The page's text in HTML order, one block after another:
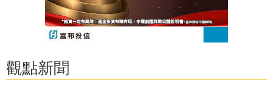
觀點新聞